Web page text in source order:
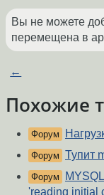
Вы не можете
перемещена в
←
Похожие
Форум
Форум Тупит
Форум
'reading initial